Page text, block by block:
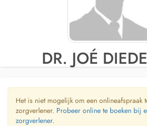
DR. JOÉ
Het is niet mogelijk om een onlineafspraak
zorgverlener. Probeer online te boeken bij
zorgverlener.